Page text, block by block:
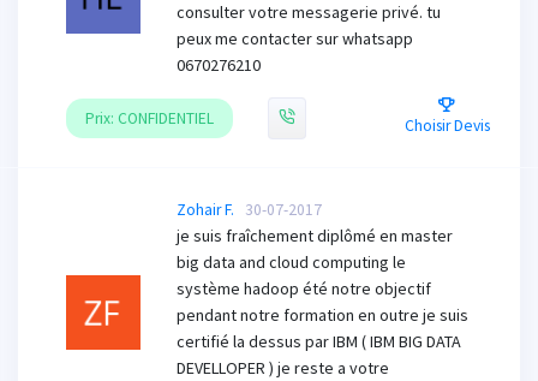
consulter votre messagerie privé. tu
peux me contacter sur whatsapp
0670276210
Prix: CONFIDENTIEL Choisir Devis
Zohair F. 30-07-2017
je suis fraîchement diplômé en master
big data and cloud computing le
système hadoop été notre objectif
pendant notre formation en outre je suis
certifié la dessus par IBM ( IBM BIG DATA
DEVELLOPER ) je reste a votre